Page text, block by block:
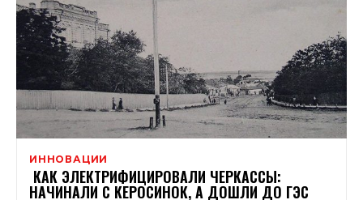
ИННОВАЦИИ
КАК ЭЛЕКТРИФИЦИРОВАЛИ ЧЕРКАССЫ:
НАЧИНАЛИ С КЕРОСИНОК, А ДОШЛИ ДО ГЭС